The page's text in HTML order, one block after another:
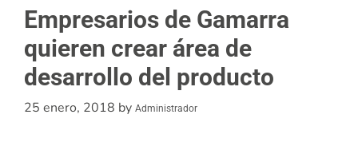
Empresarios de Gamarra
quieren crear área de
desarrollo del producto
25 enero, 2018 by Administrador